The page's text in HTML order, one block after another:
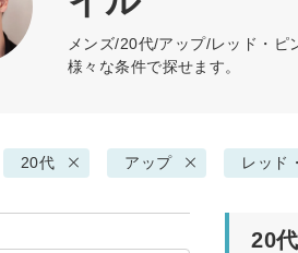
メンズ/20代/アップ/レッド・
様々な条件で探せます。
20代 アップ レッド
20